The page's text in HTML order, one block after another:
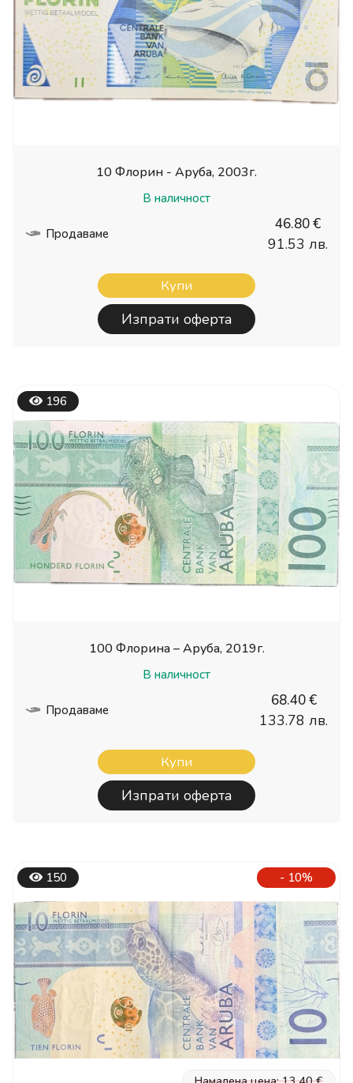
10 Флорин - Аруба, 2003г.
В наличност
Продаваме
46.80 €
91.53 лв.
Купи
Изпрати оферта
196
100 Флорина – Аруба, 2019г.
В наличност
Продаваме
68.40 €
133.78 лв.
Купи
Изпрати оферта
150 - 10%